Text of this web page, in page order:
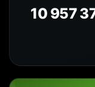
10 957